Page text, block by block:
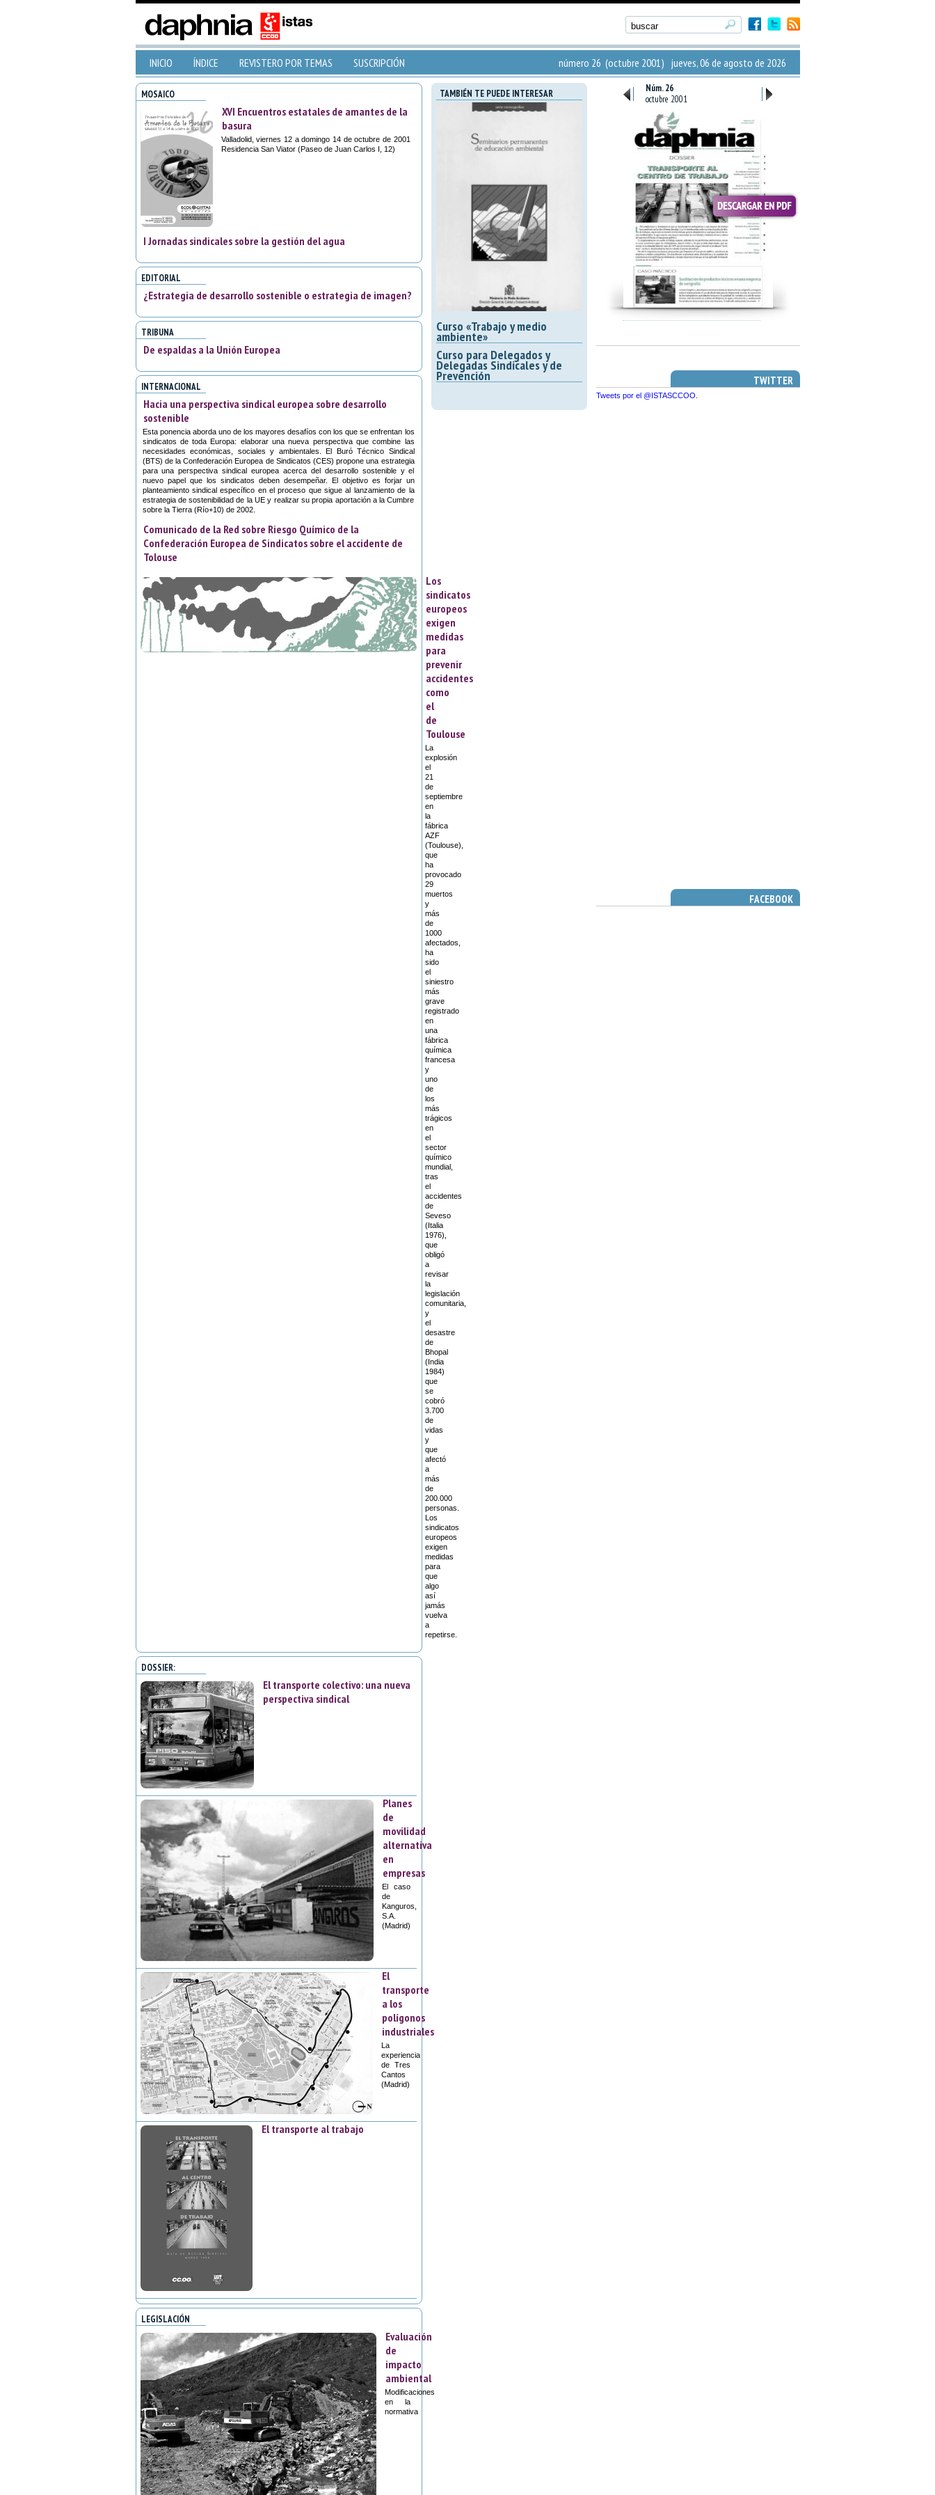
INICIO ÍNDICE REVISTERO POR TEMAS SUSCRIPCIÓN número 26 (octubre 2001) jueves, 06 de agosto de 2026
MOSAICO
XVI Encuentros estatales de amantes de la
basura
Valladolid, viernes 12 a domingo 14 de octubre de 2001
Residencia San Viator (Paseo de Juan Carlos I, 12)
I Jornadas sindicales sobre la gestión del agua
EDITORIAL
¿Estrategia de desarrollo sostenible o estrategia de imagen?
TRIBUNA
De espaldas a la Unión Europea
INTERNACIONAL
Hacia una perspectiva sindical europea sobre desarrollo
sostenible
Esta ponencia aborda uno de los mayores desafíos con los que se enfrentan los
sindicatos de toda Europa: elaborar una nueva perspectiva que combine las
necesidades económicas, sociales y ambientales. El Buró Técnico Sindical
(BTS) de la Confederación Europea de Sindicatos (CES) propone una estrategia
para una perspectiva sindical europea acerca del desarrollo sostenible y el
nuevo papel que los sindicatos deben desempeñar. El objetivo es forjar un
planteamiento sindical específico en el proceso que sigue al lanzamiento de la
estrategia de sostenibilidad de la UE y realizar su propia aportación a la Cumbre
sobre la Tierra (Río+10) de 2002.
Comunicado de la Red sobre Riesgo Químico de la
Confederación Europea de Sindicatos sobre el accidente de
Tolouse
Los
sindicatos
europeos
exigen
medidas
para
prevenir
accidentes
como
el
de
Toulouse
La
explosión
el
21
de
septiembre
en
la
fábrica
AZF
(Toulouse),
que
ha
provocado
29
muertos
y
más
de
1000
afectados,
ha
sido
el
siniestro
más
grave
registrado
en
una
fábrica
química
francesa
y
uno
de
los
más
trágicos
en
el
sector
químico
mundial,
tras
el
accidentes
de
Seveso
(Italia
1976),
que
obligó
a
revisar
la
legislación
comunitaria,
y
el
desastre
de
Bhopal
(India
1984)
que
se
cobró
3.700
de
vidas
y
que
afectó
a
más
de
200.000
personas.
Los
sindicatos
europeos
exigen
medidas
para
que
algo
así
jamás
vuelva
a
repetirse.
DOSSIER:
El transporte colectivo: una nueva
perspectiva sindical
Planes
de
movilidad
alternativa
en
empresas
El caso
de
Kanguros,
S.A.
(Madrid)
El
transporte
a los
polígonos
industriales
La
experiencia
de Tres
Cantos
(Madrid)
El transporte al trabajo
LEGISLACIÓN
Evaluación
de
impacto
ambiental
Modificaciones
en la
normativa
TAMBIÉN TE PUEDE INTERESAR
Curso «Trabajo y medio
ambiente»
Curso para Delegados y
Delegadas Sindicales y de
Prevención
Núm. 26
octubre 2001
TWITTER
Tweets por el @ISTASCCOO.
FACEBOOK